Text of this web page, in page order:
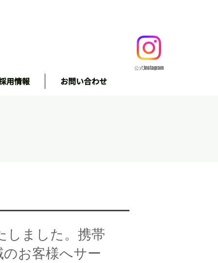
用情報 お問い合わせ
公式Instagram
しました。携帯
お客様へサー